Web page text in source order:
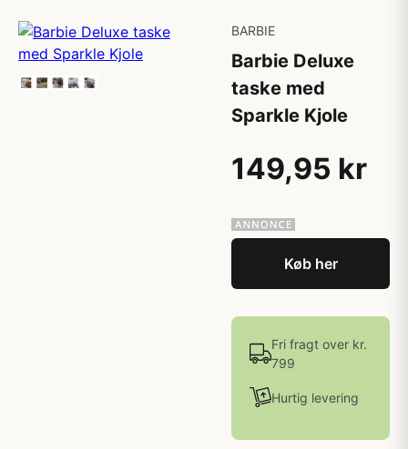
BARBIE
Barbie Deluxe
taske med
Sparkle Kjole
149,95 kr
Køb her
Fri fragt over kr.
799
Hurtig levering